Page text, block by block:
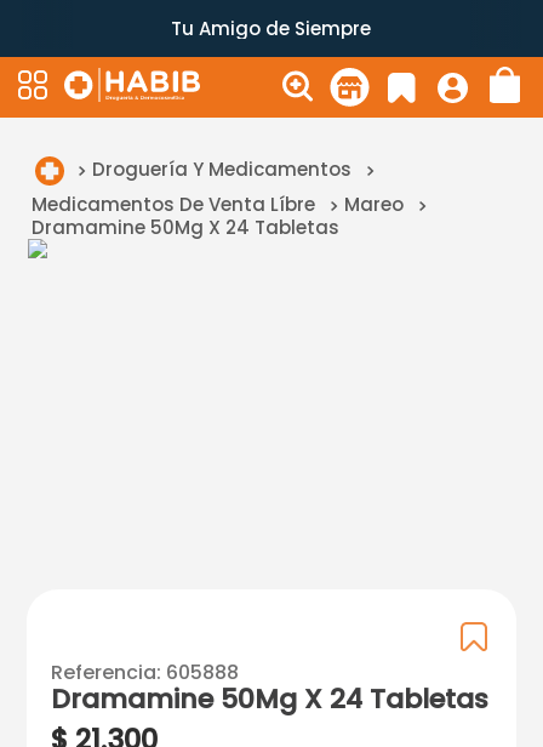
Tu Amigo de Siempre
Droguería Y Medicamentos
Medicamentos De Venta Líbre
Mareo
Dramamine 50Mg X 24 Tabletas
Referencia: 605888
Dramamine 50Mg X 24 Tabletas